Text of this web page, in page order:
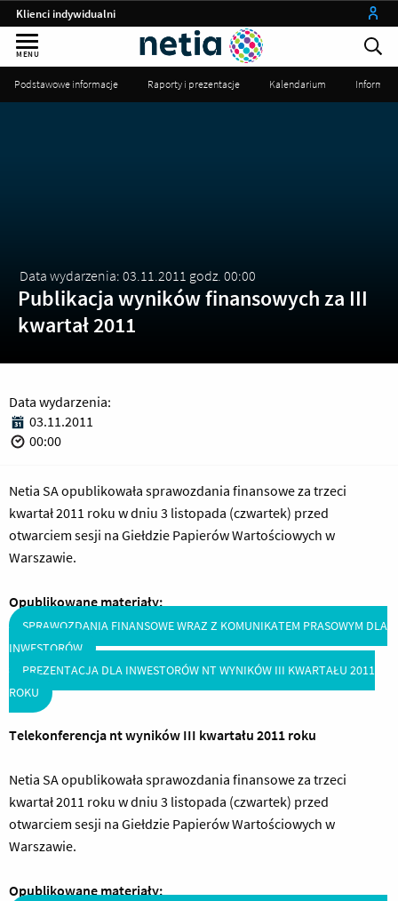
Klienci indywidualni
Małe firmy
Instytucje publiczne
MENU
Podstawowe informacje Raporty i prezentacje Kalendarium
Data wydarzenia: 03.11.2011 godz. 00:00
Publikacja wyników finansowych za III
kwartał 2011
Data wydarzenia:
03.11.2011
00:00
Netia SA opublikowała sprawozdania finansowe za trzeci
kwartał 2011 roku w dniu 3 listopada (czwartek) przed
otwarciem sesji na Giełdzie Papierów Wartościowych w
Warszawie.
Opublikowane materiały:
SPRAWOZDANIA FINANSOWE WRAZ Z KOMUNIKATEM PRASOWYM DLA
INWESTORÓW
PREZENTACJA DLA INWESTORÓW NT WYNIKÓW III KWARTAŁU 2011
ROKU
Telekonferencja nt wyników III kwartału 2011 roku
Netia SA opublikowała sprawozdania finansowe za trzeci
kwartał 2011 roku w dniu 3 listopada (czwartek) przed
otwarciem sesji na Giełdzie Papierów Wartościowych w
Warszawie.
Opublikowane materiały: